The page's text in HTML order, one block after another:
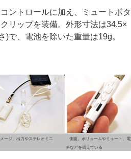
ントロールに加え、ミュートボタ
リップを装備。外形寸法は34.5×
)で、電池を除いた重量は19g。
ージ。出力やステレオミニ
側面。ボリュームやミュート、
チなどを備えている